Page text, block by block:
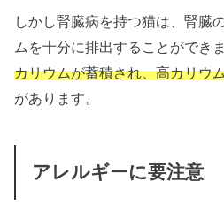
しかし腎臓病を持つ猫は、腎臓
ムを十分に排出することができ
カリウムが蓄積され、高カリウ
があります。
アレルギーに要注意